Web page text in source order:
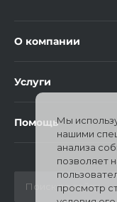
О компании
Услуги
ПомощьМы
нашими
анализа
позволяет
просмотр